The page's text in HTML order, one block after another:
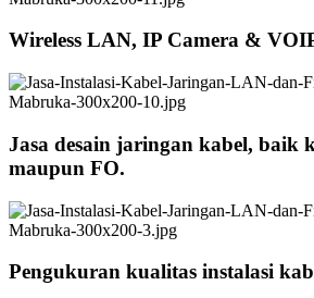
Wireless LAN, IP Camera &
Jasa desain jaringan kabel, baik
maupun FO.
Pengukuran kualitas instalasi